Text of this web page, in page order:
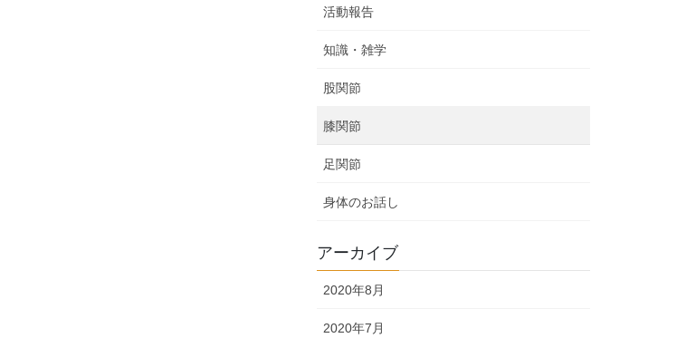
活動報告
知識・雑学
股関節
膝関節
足関節
身体のお話し
アーカイブ
2020年8月
2020年7月